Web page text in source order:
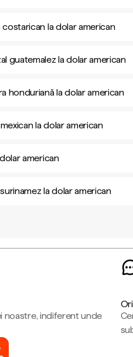
la dolar american
guatemalez la dolar american
honduriană la dolar american
la dolar american
american
la dolar american
noastre, indiferent unde